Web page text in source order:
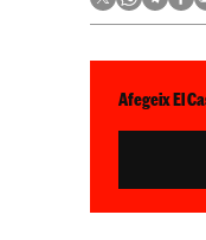
Afegeix El